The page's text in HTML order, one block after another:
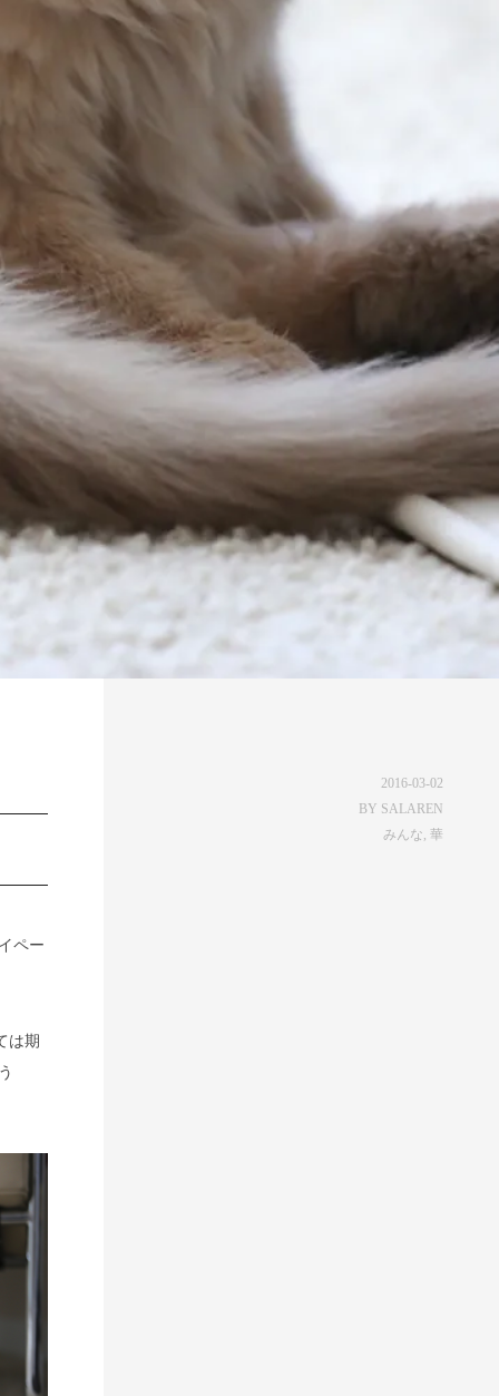
ペー
は期
2016-03-02
BY SALAREN
みんな, 華